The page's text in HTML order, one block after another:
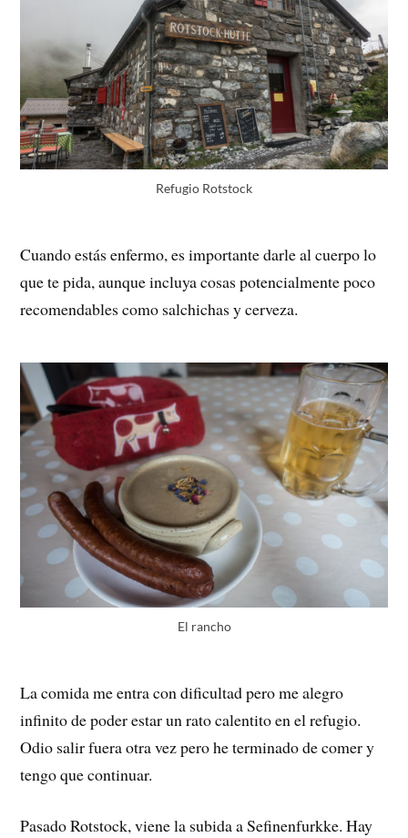
Refugio Rotstock
Cuando estás enfermo, es importante darle al cuerpo lo
que te pida, aunque incluya cosas potencialmente poco
recomendables como salchichas y cerveza.
El rancho
La comida me entra con dificultad pero me alegro
infinito de poder estar un rato calentito en el refugio.
Odio salir fuera otra vez pero he terminado de comer y
tengo que continuar.
Pasado Rotstock, viene la subida a Sefinenfurkke. Hay